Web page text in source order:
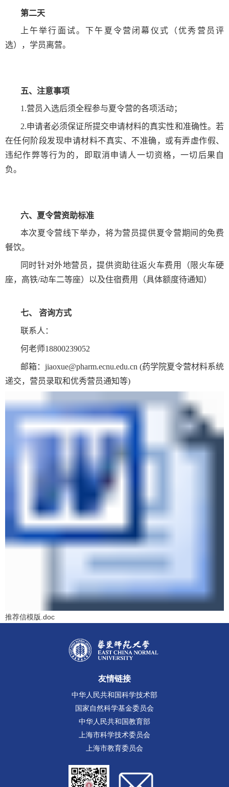
第二天
上午举行面试。下午夏令营闭幕仪式（优秀营员评
选），学员离营。
五、 注意事项
1.营员入选后须全程参与夏令营的各项活动；
2.申请者必须保证所提交申请材料的真实性和准确性。若
在任何阶段发现申请材料不真实、不准确，或有弄虚作假、
违纪作弊等行为的，即取消申请人一切资格，一切后果自
负。
六、 夏令营资助标准
本次夏令营线下举办，将为营员提供夏令营期间的免费
餐饮。
同时针对外地营员，提供资助往返火车费用（限火车硬
座，高铁/动车二等座）以及住宿费用（具体额度待通知）
七、 咨询方式
联系人：
何老师18800239052
邮箱： jiaoxue@pharm.ecnu.edu.cn (药学院夏令营材料系统
递交，营员录取和优秀营员通知等)
推荐信模版.doc
友情链接
中华人民共和国科学技术部
国家自然科学基金委员会
中华人民共和国教育部
上海市科学技术委员会
上海市教育委员会